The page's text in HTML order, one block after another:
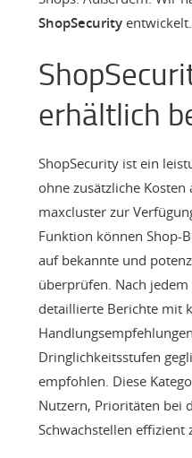
ShopSecurityentwickelt.
erhältlich
ShopSecurity ist ein
ohne zusätzliche
maxcluster zur
Funktion können Shop-
auf bekannte und
überprüfen. Nach
detaillierte Berichte mit
Dringlichkeitsstufen
empfohlen. Diese
Nutzern, Prioritäten bei
Schwachstellen effizient